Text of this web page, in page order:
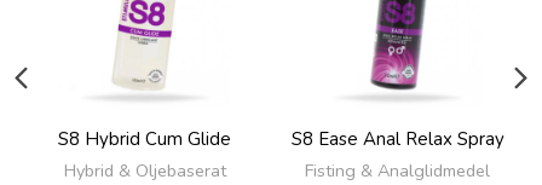
S8 Hybrid Cum Glide
Hybrid & Oljebaserat
S8 Ease Anal Relax Spray
Fisting & Analglidmedel